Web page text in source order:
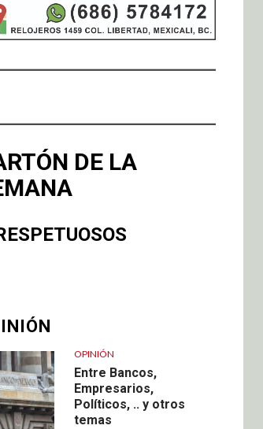
DE LA
OPINIÓN
Entre Bancos,
Empresarios,
Políticos, .. y otros
temas